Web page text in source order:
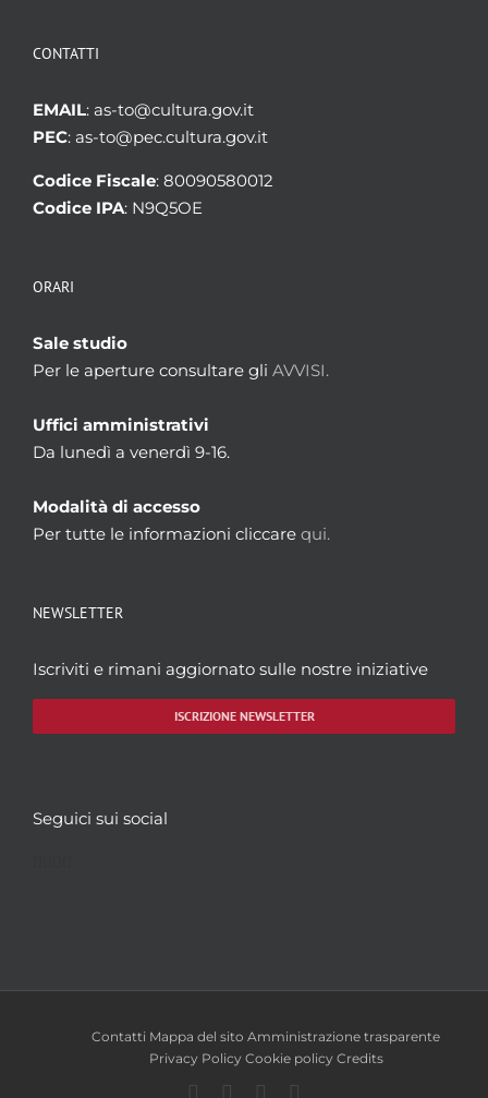
CONTATTI
EMAIL: as-to@cultura.gov.it
PEC: as-to@pec.cultura.gov.it
Codice Fiscale: 80090580012
Codice IPA: N9Q5OE
ORARI
Sale studio
Per le aperture consultare gli AVVISI.
Uffici amministrativi
Da lunedì a venerdì 9-16.
Modalità di accesso
Per tutte le informazioni cliccare qui.
NEWSLETTER
Iscriviti e rimani aggiornato sulle nostre iniziative
ISCRIZIONE NEWSLETTER
Seguici sui social
Contatti Mappa del sito Amministrazione trasparente
Privacy Policy Cookie policy Credits
Facebook
TwitterYouTube